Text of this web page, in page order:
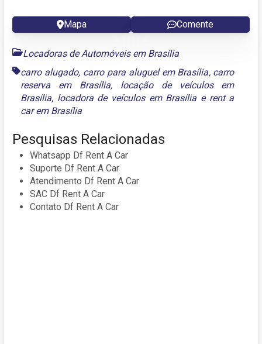
Mapa Comente
Locadoras de Automóveis em Brasília
carro alugado, carro para aluguel em Brasília, carro
reserva em Brasília, locação de veículos em
Brasília, locadora de veículos em Brasília e rent a
car em Brasília
Pesquisas Relacionadas
Whatsapp Df Rent A Car
Suporte Df Rent A Car
Atendimento Df Rent A Car
SAC Df Rent A Car
Contato Df Rent A Car